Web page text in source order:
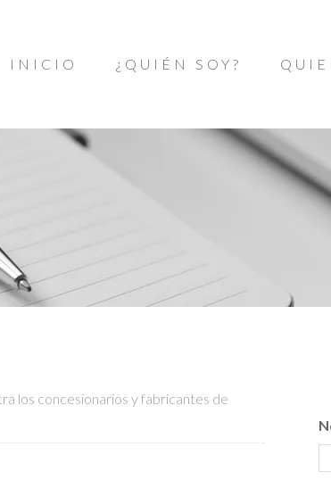
INICIO ¿QUIÉN SOY?
los concesionarios y fabricantes de